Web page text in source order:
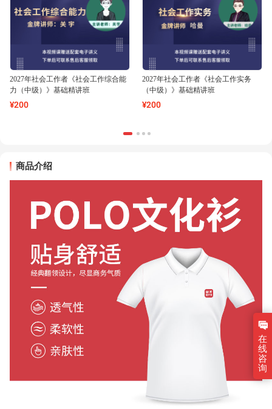
2027年社会工作者《社会工作综合能
力（中级）》基础精讲班
¥200
2027年社会工作者《社会工作实务
（中级）》基础精讲班
¥200
商品介绍
在
线
咨
询